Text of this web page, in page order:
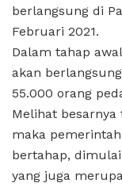
berlangsung di
Februari 2021.
Dalam tahap
akan
55.000 orang
Melihat besarnya
maka
bertahap,
yang juga